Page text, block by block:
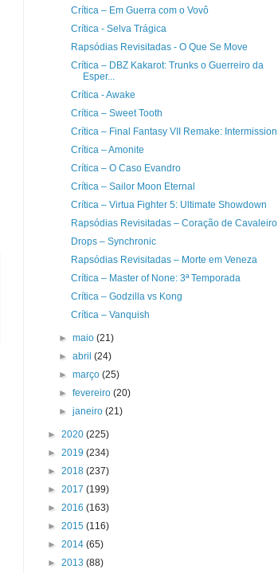
Crítica – Em Guerra com o Vovô
Crítica - Selva Trágica
Rapsódias Revisitadas - O Que Se Move
Crítica – DBZ Kakarot: Trunks o Guerreiro da
Esper...
Crítica - Awake
Crítica – Sweet Tooth
Crítica – Final Fantasy VII Remake: Intermission
Crítica – Amonite
Crítica – O Caso Evandro
Crítica – Sailor Moon Eternal
Crítica – Virtua Fighter 5: Ultimate Showdown
Rapsódias Revisitadas – Coração de Cavaleiro
Drops – Synchronic
Rapsódias Revisitadas – Morte em Veneza
Crítica – Master of None: 3ª Temporada
Crítica – Godzilla vs Kong
Crítica – Vanquish
►maio(21)
►abril(24)
►março(25)
►fevereiro(20)
►janeiro(21)
► 2020 (225)
► 2019 (234)
► 2018 (237)
► 2017 (199)
► 2016 (163)
► 2015 (116)
► 2014 (65)
► 2013 (88)